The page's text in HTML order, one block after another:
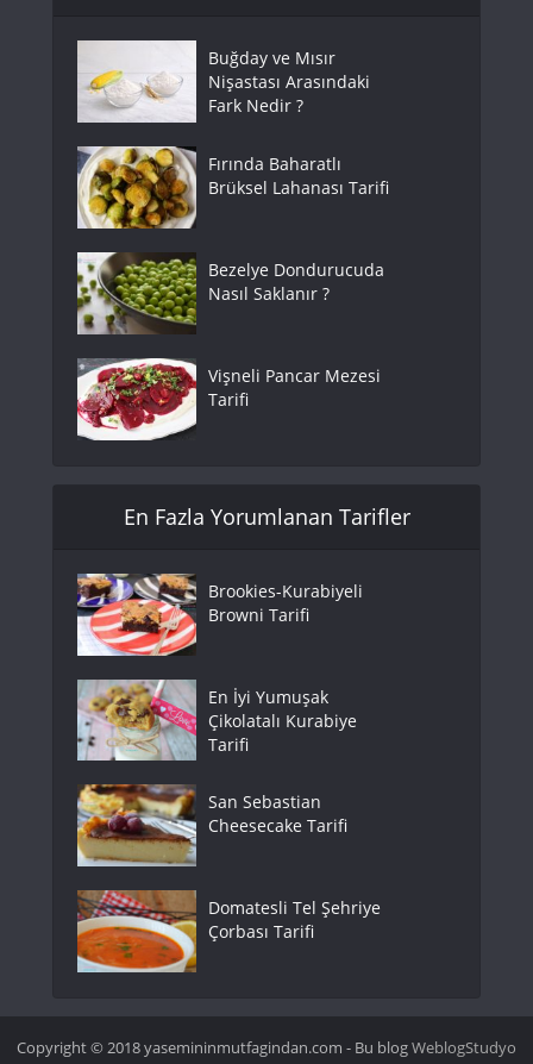
Buğday ve Mısır
Nişastası Arasındaki
Fark Nedir ?
Fırında Baharatlı
Brüksel Lahanası Tarifi
Bezelye Dondurucuda
Nasıl Saklanır ?
Vişneli Pancar Mezesi
Tarifi
En Fazla Yorumlanan Tarifler
Brookies-Kurabiyeli
Browni Tarifi
En İyi Yumuşak
Çikolatalı Kurabiye
Tarifi
San Sebastian
Cheesecake Tarifi
Domatesli Tel Şehriye
Çorbası Tarifi
Copyright © 2018 yasemininmutfagindan.com - Bu blogWeblogStudyo